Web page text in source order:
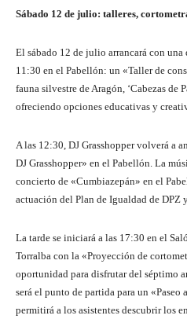
Sábado 12 de julio: talleres,
El sábado 12 de julio arrancará con
11:30 en el Pabellón: un «Taller de
fauna silvestre de Aragón, ‘Cabezas de
ofreciendo opciones educativas y
A las 12:30, DJ Grasshopper volverá a
DJ Grasshopper» en el Pabellón. La
concierto de «Cumbiazepán» en el
actuación del Plan de Igualdad de DPZ
La tarde se iniciará a las 17:30 en el
Torralba con la «Proyección de
oportunidad para disfrutar del séptimo
será el punto de partida para un
permitirá a los asistentes descubrir los